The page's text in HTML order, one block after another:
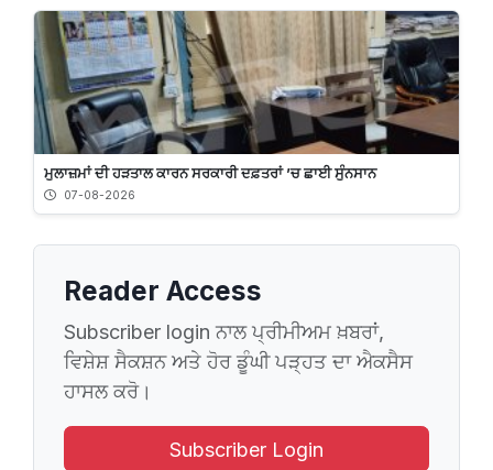
ਮੁਲਾਜ਼ਮਾਂ ਦੀ ਹੜਤਾਲ ਕਾਰਨ ਸਰਕਾਰੀ ਦਫ਼ਤਰਾਂ ’ਚ ਛਾਈ ਸੁੰਨਸਾਨ
07-08-2026
Reader Access
Subscriber login ਨਾਲ ਪ੍ਰੀਮੀਅਮ ਖ਼ਬਰਾਂ,
ਵਿਸ਼ੇਸ਼ ਸੈਕਸ਼ਨ ਅਤੇ ਹੋਰ ਡੂੰਘੀ ਪੜ੍ਹਤ ਦਾ ਐਕਸੈਸ
ਹਾਸਲ ਕਰੋ।
Subscriber Login